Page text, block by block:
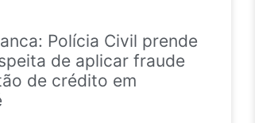
Polícia Civil prende
de aplicar fraude
de crédito em